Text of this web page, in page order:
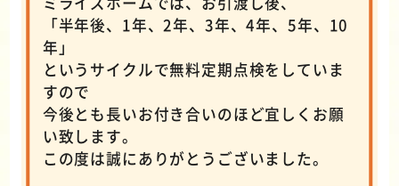
「半年後、1年、2年、3年、4年、5年、10
年」
というサイクルで無料定期点検をしていま
すので
今後とも長いお付き合いのほど宜しくお願
い致します。
この度は誠にありがとうございました。